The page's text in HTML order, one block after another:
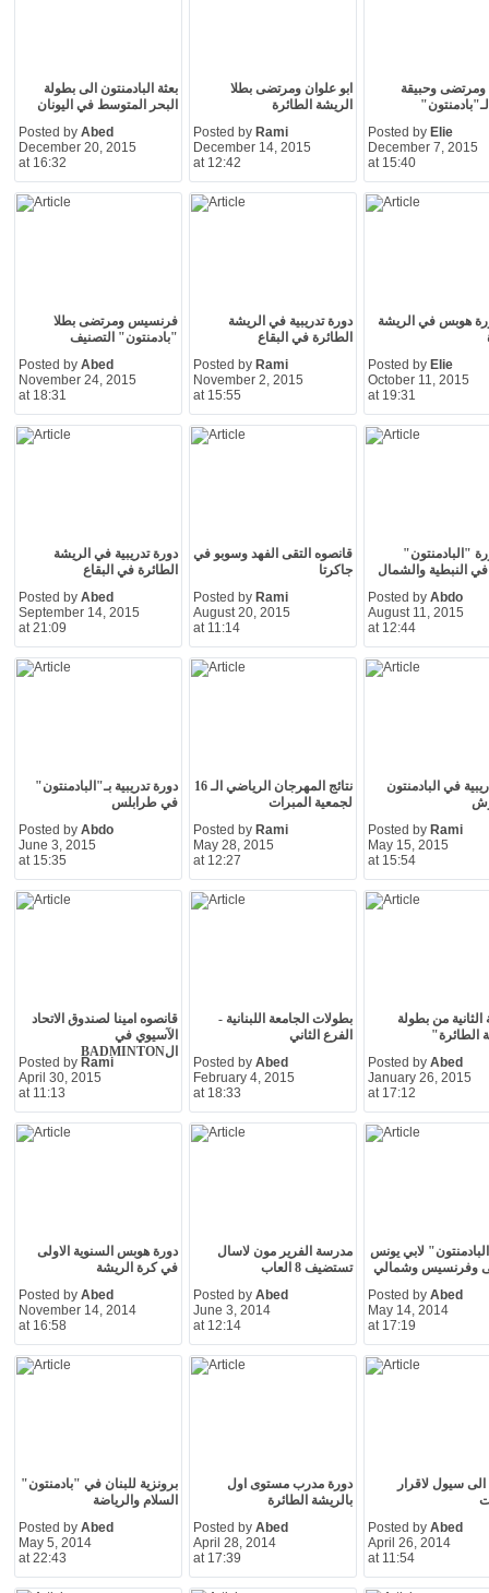
بعثة البادمنتون الى بطولة
البحر المتوسط في اليونان
Posted by Abed
December 20, 2015
at 16:32
ابو علوان ومرتضى بطلا
الريشة الطائرة
Posted by Rami
December 14, 2015
at 12:42
وحبيقة
Posted by Elie
December 7, 2015
at 15:40
فرنسيس ومرتضى بطلا
"بادمنتون" التصنيف
Posted by Abed
November 24, 2015
at 18:31
دورة تدريبية في الريشة
الطائرة في البقاع
Posted by Rami
November 2, 2015
at 15:55
هوبس في الريشة
Posted by Elie
October 11, 2015
at 19:31
دورة تدريبية في الريشة
الطائرة في البقاع
Posted by Abed
September 14, 2015
at 21:09
قانصوه التقى الفهد وسوبو في
جاكرتا
Posted by Rami
August 20, 2015
at 11:14
"البادمنتون"
في النبطية والشمال
Posted by Abdo
August 11, 2015
at 12:44
دورة تدريبية بـ"البادمنتون"
في طرابلس
Posted by Abdo
June 3, 2015
at 15:35
نتائج المهرجان الرياضي الـ 16
لجمعية المبرات
Posted by Rami
May 28, 2015
at 12:27
في البادمنتون
Posted by Rami
May 15, 2015
at 15:54
قانصوه امينا لصندوق الاتحاد
الآسيوي في
الBADMINTON
Posted by Rami
April 30, 2015
at 11:13
بطولات الجامعة اللبنانية -
الفرع الثاني
Posted by Abed
February 4, 2015
at 18:33
الثانية من بطولة
الطائرة"
Posted by Abed
January 26, 2015
at 17:12
دورة هوبس السنوية الاولى
في كرة الريشة
Posted by Abed
November 14, 2014
at 16:58
مدرسة الفرير مون لاسال
تستضيف 8 العاب
Posted by Abed
June 3, 2014
at 12:14
لابي يونس
وفرنسيس وشمالي
Posted by Abed
May 14, 2014
at 17:19
برونزية للبنان في "بادمنتون"
السلام والرياضة
Posted by Abed
May 5, 2014
at 22:43
دورة مدرب مستوى اول
بالريشة الطائرة
Posted by Abed
April 28, 2014
at 17:39
سيول لاقرار
Posted by Abed
April 26, 2014
at 11:54